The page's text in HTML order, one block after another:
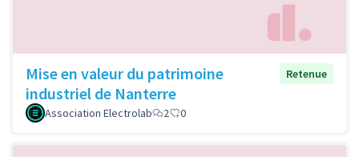
Mise en valeur du patrimoine
industriel de Nanterre
Retenue
Association Electrolab 2 0